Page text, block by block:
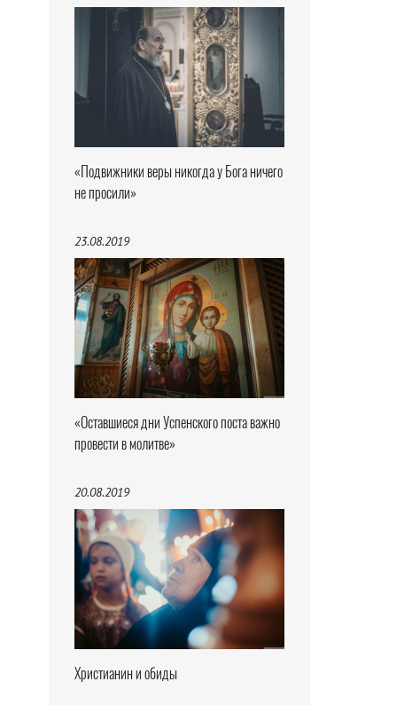
«Подвижники веры никогда у Бога ничего
не просили»
23.08.2019
«Оставшиеся дни Успенского поста важно
провести в молитве»
20.08.2019
Христианин и обиды